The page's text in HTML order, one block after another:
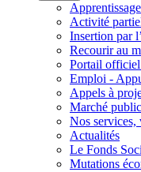
Apprentissage
Activité
Insertion par
Recourir au
Portail officiel
Emploi -
Appels à
Marché public
Nos services,
Actualités
Le Fonds
Mutations